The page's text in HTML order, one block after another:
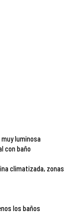
luminosa
con baño
climatizada, zonas
los baños